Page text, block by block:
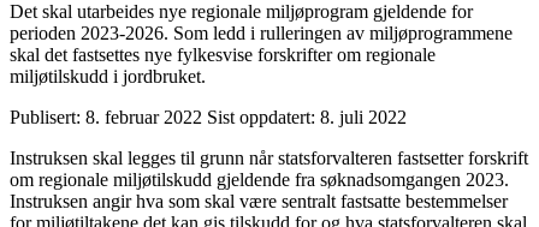
Det skal utarbeides nye regionale miljøprogram gjeldende for
perioden 2023-2026. Som ledd i rulleringen av miljøprogrammene
skal det fastsettes nye fylkesvise forskrifter om regionale
miljøtilskudd i jordbruket.
Publisert: 8. februar 2022 Sist oppdatert: 8. juli 2022
Instruksen skal legges til grunn når statsforvalteren fastsetter forskrift
om regionale miljøtilskudd gjeldende fra søknadsomgangen 2023.
Instruksen angir hva som skal være sentralt fastsatte bestemmelser
for miljøtiltakene det kan gis tilskudd for og hva statsforvalteren skal